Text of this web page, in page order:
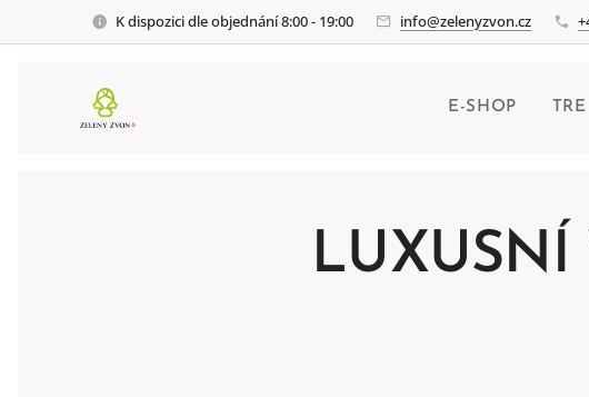
K dispozici dle objednání 8:00 - 19:00 info@zelenyzvon.cz
E-SHOP TRE
LUXUSNÍ